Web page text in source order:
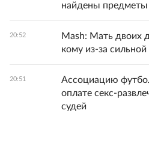
найдены
20:52
Mash: Мать двоих
кому из-за
20:51
Ассоциацию
оплате секс-
судей